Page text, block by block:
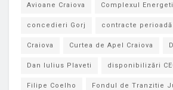
Avioane Craiova Complexul
concedieri Gorj contracte perioadă
Craiova Curtea de Apel Craiova
Dan Iulius Plaveti disponibilizări
Filipe Coelho Fondul de Tranzitie